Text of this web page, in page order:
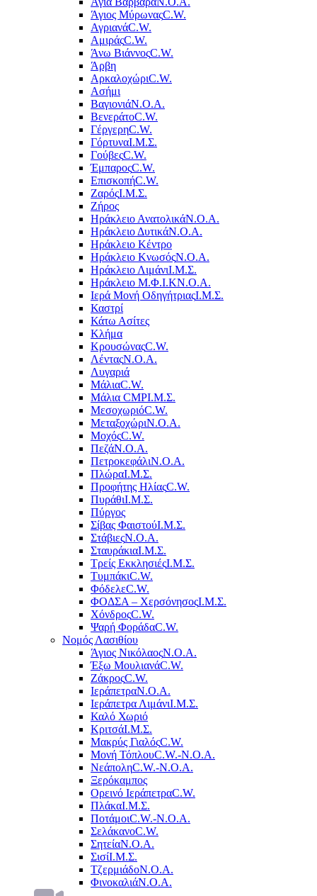
Άγιος ΜύρωναςC.W.
ΑγριανάC.W.
ΑμιράςC.W.
Άνω ΒιάννοςC.W.
Άρβη
ΑρκαλοχώριC.W.
Ασήμι
ΒαγιονιάΝ.Ο.Α.
ΒενεράτοC.W.
ΓέργερηC.W.
ΓόρτυναΙ.Μ.Σ.
ΓούβεςC.W.
ΈμπαροςC.W.
ΕπισκοπήC.W.
ΖαρόςΙ.Μ.Σ.
Ζήρος
Ηράκλειο ΑνατολικάΝ.Ο.Α.
Ηράκλειο ΔυτικάΝ.Ο.Α.
Ηράκλειο Κέντρο
Ηράκλειο ΚνωσόςΝ.Ο.Α.
Ηράκλειο ΛιμάνιΙ.Μ.Σ.
Ηράκλειο Μ.Φ.Ι.ΚΝ.Ο.Α.
Ιερά Μονή ΟδηγήτριαςΙ.Μ.Σ.
Καστρί
Κάτω Ασίτες
Κλήμα
ΚρουσώναςC.W.
ΛένταςΝ.Ο.Α.
Λυγαριά
ΜάλιαC.W.
Μάλια CMPΙ.Μ.Σ.
ΜεσοχωριόC.W.
ΜεταξοχώριΝ.Ο.Α.
ΜοχόςC.W.
ΠεζάΝ.Ο.Α.
ΠετροκεφάλιΝ.Ο.Α.
ΠλώραΙ.Μ.Σ.
Προφήτης ΗλίαςC.W.
ΠυράθιΙ.Μ.Σ.
Πύργος
Σίβας ΦαιστούΙ.Μ.Σ.
ΣτάβιεςΝ.Ο.Α.
ΣταυράκιαΙ.Μ.Σ.
Τρείς ΕκκλησιέςΙ.Μ.Σ.
ΤυμπάκιC.W.
ΦόδελεC.W.
ΦΟΔΣΑ – ΧερσόνησοςΙ.Μ.Σ.
ΧόνδροςC.W.
Ψαρή ΦοράδαC.W.
Νομός Λασιθίου
Άγιος ΝικόλαοςΝ.Ο.Α.
Έξω ΜουλιανάC.W.
ΖάκροςC.W.
ΙεράπετραΝ.Ο.Α.
Ιεράπετρα ΛιμάνιΙ.Μ.Σ.
Καλό Χωριό
ΚριτσάΙ.Μ.Σ.
Μακρύς ΓιαλόςC.W.
Μονή ΤόπλουC.W.-Ν.Ο.Α.
ΝεάποληC.W.-Ν.Ο.Α.
Ξερόκαμπος
Ορεινό ΙεράπετραC.W.
ΠλάκαΙ.Μ.Σ.
ΠοτάμοιC.W.-Ν.Ο.Α.
ΣελάκανοC.W.
ΣητείαΝ.Ο.Α.
ΣισίΙ.Μ.Σ.
ΤζερμιάδοΝ.Ο.Α.
ΦινοκαλιάΝ.Ο.Α.